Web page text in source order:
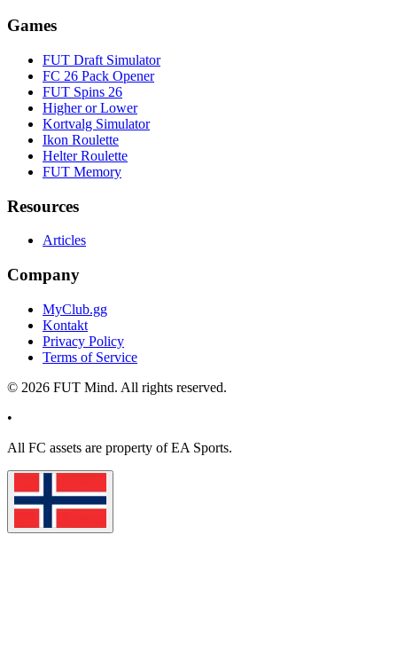
Games
FUT Draft Simulator
FC 26 Pack Opener
FUT Spins 26
Higher or Lower
Kortvalg Simulator
Ikon Roulette
Helter Roulette
FUT Memory
Resources
Articles
Company
MyClub.gg
Kontakt
Privacy Policy
Terms of Service
© 2026 FUT Mind. All rights reserved.
•
All FC assets are property of EA Sports.